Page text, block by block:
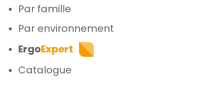
Par famille
Par environnement
ErgoExpert
Catalogue